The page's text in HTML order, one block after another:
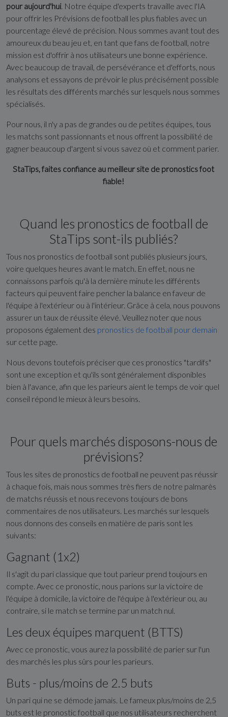
pour aujourd'hui . Notre équipe d'experts travaille avec l'IA
pour offrir les Prévisions de football les plus fiables avec un
pourcentage élevé de précision. Nous sommes avant tout des
amoureux du beau jeu et, en tant que fans de football, notre
mission est d'offrir à nos utilisateurs une bonne expérience.
Avec beaucoup de travail, de persévérance et d'efforts, nous
analysons et essayons de prévoir le plus précisément possible
les résultats des différents marchés sur lesquels nous sommes
spécialisés.
Pour nous, il n'y a pas de grandes ou de petites équipes, tous
les matchs sont passionnants et nous offrent la possibilité de
gagner beaucoup d'argent si vous savez où et comment parier.
StaTips, faites confiance au meilleur site de pronostics foot
fiable!
Quand les pronostics de football de
StaTips sont-ils publiés?
Tous nos pronostics de football sont publiés plusieurs jours,
voire quelques heures avant le match. En effet, nous ne
connaissons parfois qu'à la dernière minute les différents
facteurs qui peuvent faire pencher la balance en faveur de
l'équipe à l'extérieur ou à l'intérieur. Grâce à cela, nous pouvons
assurer un taux de réussite élevé. Veuillez noter que nous
proposons également des pronostics de football pour demain
sur cette page.
Nous devons toutefois préciser que ces pronostics "tardifs"
sont une exception et qu'ils sont généralement disponibles
bien à l'avance, afin que les parieurs aient le temps de voir quel
conseil répond le mieux à leurs besoins.
Pour quels marchés disposons-nous de
prévisions?
Tous les sites de pronostics de football ne peuvent pas réussir
à chaque fois, mais nous sommes très fiers de notre palmarès
de matchs réussis et nous recevons toujours de bons
commentaires de nos utilisateurs. Les marchés sur lesquels
nous donnons des conseils en matière de paris sont les
suivants:
Gagnant (1x2)
Il s'agit du pari classique que tout parieur prend toujours en
compte. Avec ce pronostic, nous parions sur la victoire de
l'équipe à domicile, la victoire de l'équipe à l'extérieur ou, au
contraire, si le match se termine par un match nul.
Les deux équipes marquent (BTTS)
Avec ce pronostic, vous aurez la possibilité de parier sur l'un
des marchés les plus sûrs pour les parieurs.
Buts - plus/moins de 2.5 buts
Un pari qui ne se démode jamais. Le fameux plus/moins de 2,5
buts est le pronostic football que nos utilisateurs recherchent